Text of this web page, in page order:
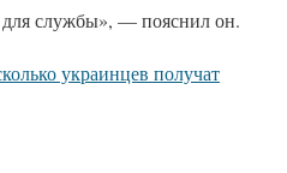
службы», — пояснил он.
украинцев получат